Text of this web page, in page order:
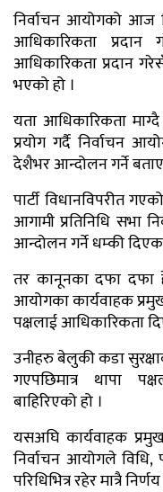
निर्वाचन आयोगको आज
आधिकारिकता
आधिकारिकता प्रदान
भएको हो ।
यता आधिकारिकता
प्रयोग गर्दै निर्वाचन
देशैभर आन्दोलन गर्ने
पार्टी विधानविपरीत
आगामी प्रतिनिधि सभा
आन्दोलन गर्ने धम्की
तर कानूनका दफा दफा
आयोगका कार्यवाहक
पक्षलाई आधिकारिकता
उनीहरु बेलुकी कडा
गएपछिमात्र थापा
बाहिरिएको हो ।
यसअघि कार्यवाहक
निर्वाचन आयोगले
परिधिभित्र रहेर मात्रै